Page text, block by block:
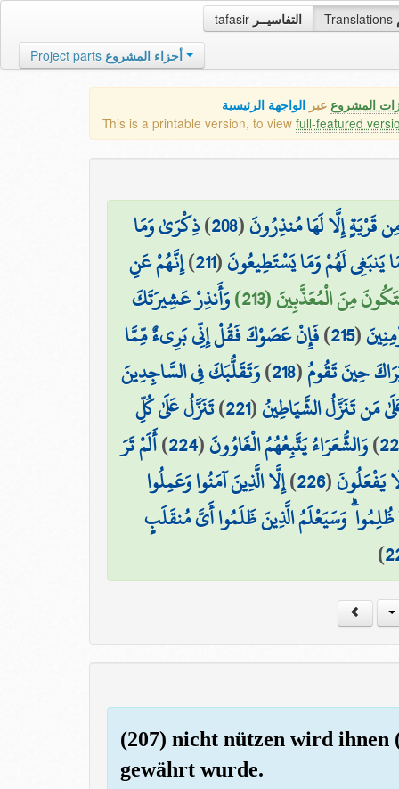
tafasir التفاسيــر Translations
Project parts أجزاء المشروع
المشروع عبر الواجهة الرئيسية
This is a printable version, to view full-featured
قَرْيَةٍ إِلَّا لَهَا مُنذِرُونَ(
208
)ذِكْرَىٰ وَمَا
يَنبَغِي لَهُمْ وَمَا يَسْتَطِيعُونَ(
211
)إِنَّهُمْ عَنِ
مِنَ الْمُعَذَّبِينَ (213)
وَأَنذِرْ عَشِيرَتَكَ
(
215
)فَإِنْ عَصَوْكَ فَقُلْ إِنِّي بَرِيءٌ مِّمَّا
حِينَ تَقُومُ(
218
)وَتَقَلُّبَكَ فِي السَّاجِدِينَ
مَن تَنَزَّلُ الشَّيَاطِينُ(
221
)تَنَزَّلُ عَلَىٰ كُلِّ
)وَالشُّعَرَاءُ يَتَّبِعُهُمُ الْغَاوُونَ(
224
)أَلَمْ تَرَ
يَفْعَلُونَ(
226
)إِلَّا الَّذِينَ آمَنُوا وَعَمِلُوا
ظُلِمُوا ۗ وَسَيَعْلَمُ الَّذِينَ ظَلَمُوا أَيَّ مُنقَلَبٍ
)
(207) nicht nützen wird ihnen
gewährt wurde.